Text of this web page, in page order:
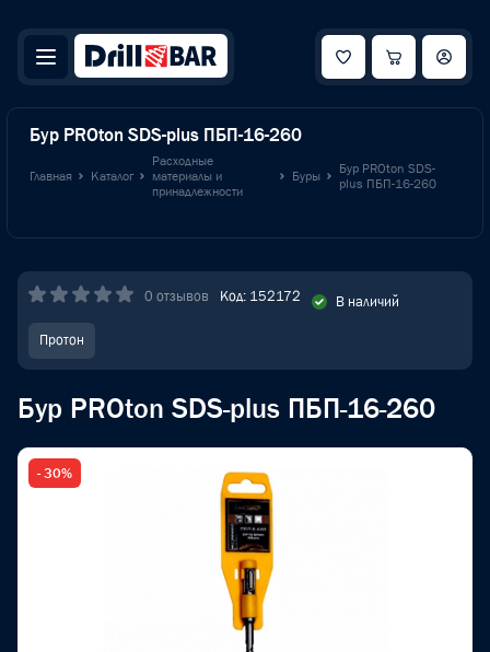
Бур PROton SDS-plus ПБП-16-260
Главная Каталог
Расходные
материалы и
принадлежности
Буры
Бур PROton SDS-
plus ПБП-16-260
0 отзывов Код: 152172 В наличий
Протон
Бур PROton SDS-plus ПБП-16-260
- 30%